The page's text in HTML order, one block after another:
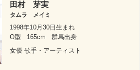
田村 芽実
タムラ メイミ
1998年10月30日生まれ
O型
165cm
群馬出身
女優 歌手・アーティスト